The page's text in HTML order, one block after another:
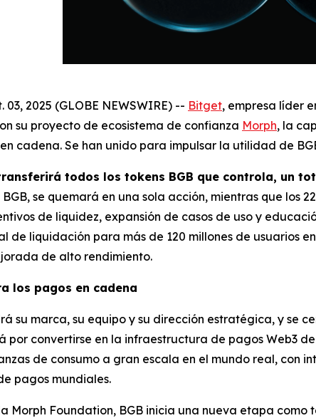
2025 (GLOBE NEWSWIRE) -- Bitget, empresa líder
su proyecto de ecosistema de confianza Morph, la
cadena. Se han unido para impulsar la utilidad de
todos los tokens BGB que controla, un
se quemará en una sola acción, mientras que los
de liquidez, expansión de casos de uso y
de liquidación para más de 120 millones de usuarios
de alto rendimiento.
los pagos en cadena
su marca, su equipo y su dirección estratégica, y se
por convertirse en la infraestructura de pagos Web3
de consumo a gran escala en el mundo real, con
pagos mundiales.
Morph Foundation, BGB inicia una nueva etapa